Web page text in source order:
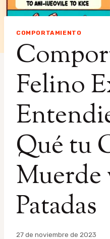
COMPORTAMIENTO
Felino
Qué tu
Muerde
Patadas
Por
27 de noviembre de 2023